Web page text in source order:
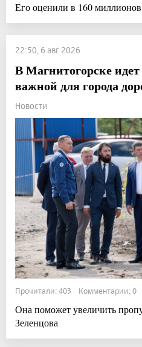
Его оценили в 160
22:50, 6 авг 2026
В Магнитогорске
важной для города
Новости
Прочитали: 403 Комментарии: 0
Она поможет увеличить
Зеленцова